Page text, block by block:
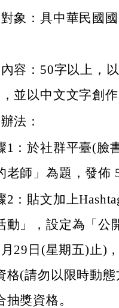
象：具中華民國
容：50字以上，
並以中文文字創作
法：
1：於社群平臺(臉
老師」為題，發佈
2：貼文加上
動」，設定為「公
29日(星期五)止)
格(請勿以限時動
抽獎資格。